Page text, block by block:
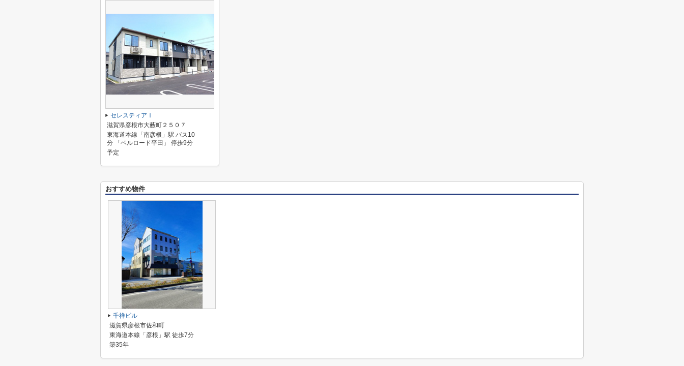
セレスティアⅠ
滋賀県彦根市大藪町２５０７
東海道本線「南彦根」駅 バス10
分 「ベルロード平田」 停歩9分
予定
おすすめ物件
千祥ビル
滋賀県彦根市佐和町
東海道本線「彦根」駅 徒歩7分
築35年